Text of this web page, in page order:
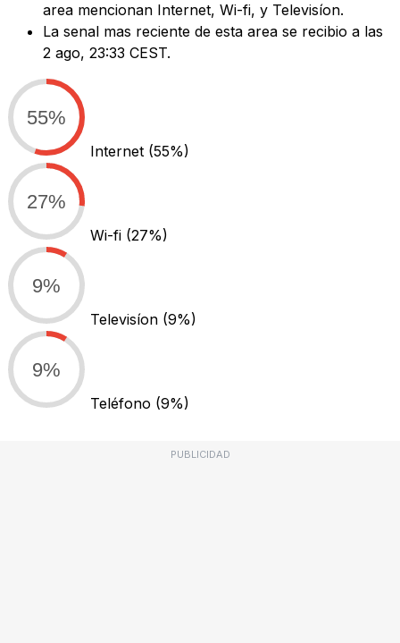
area mencionan Internet, Wi-fi, y Televisíon.
La senal mas reciente de esta area se recibio a las
2 ago, 23:33 CEST.
55%
Internet (55%)
27%
Wi-fi (27%)
9%
Televisíon (9%)
9%
Teléfono (9%)
PUBLICIDAD